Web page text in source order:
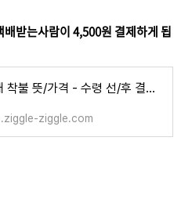
받는사람이 4,500원 결제하게 됩
우체국 택배 착불 뜻/가격 - 수령 선/후 결제 방법, 배송비를 받는사람이 내는것
ziggle.com